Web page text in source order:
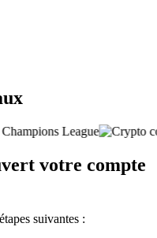
votre compte
suivantes :